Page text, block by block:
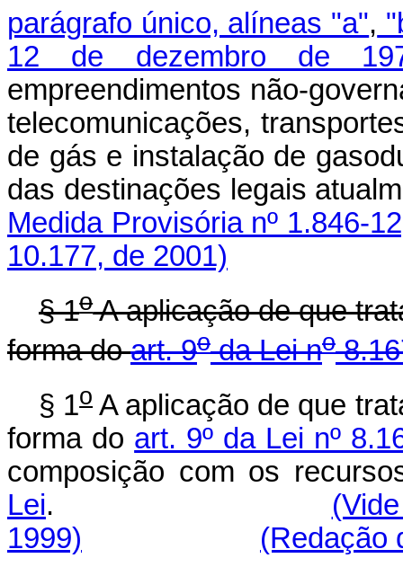
parágrafo único, alíneas "a",
12 de dezembro de
empreendimentos não-
telecomunicações,
de gás e instalação de
das destinações
Medida Provisória nº 1.846-
10.177, de 2001)
§ 1oA aplicação de que
forma doart. 9oda Lei no
§ 1oA aplicação de que
forma do art. 9º da Lei nº
composição com os
Lei.
1999)
(Redação